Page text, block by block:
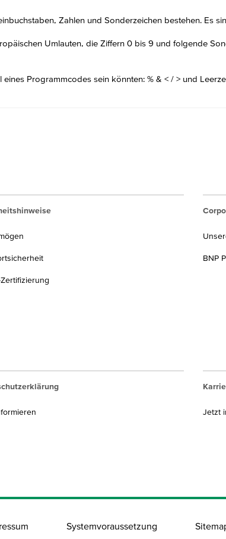
Zahlen und Sonderzeichen bestehen. Es
Umlauten, die Ziffern 0 bis 9 und folgende
Programmcodes sein könnten: % & < / > und
BNP
Jetzt
Systemvoraussetzung